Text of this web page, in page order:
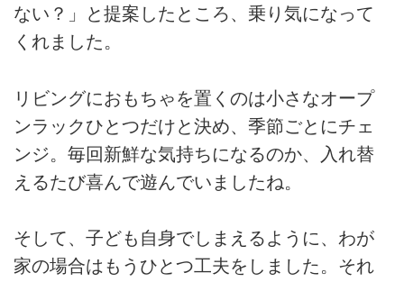
ない？」と提案したところ、乗り気になって
くれました。
リビングにおもちゃを置くのは小さなオープ
ンラックひとつだけと決め、季節ごとにチェ
ンジ。毎回新鮮な気持ちになるのか、入れ替
えるたび喜んで遊んでいましたね。
そして、子ども自身でしまえるように、わが
家の場合はもうひとつ工夫をしました。それ